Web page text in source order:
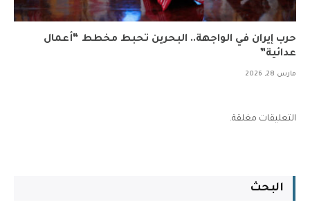
حرب إيران في الواجهة.. البحرين تحبط مخطط “أعمال
عدائية”
مارس 28, 2026
التعليقات مغلقة.
البحث